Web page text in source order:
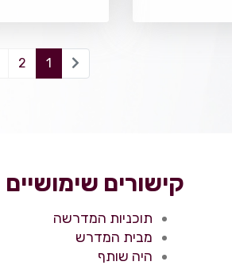
1
2
קישורים שימושיים
תוכניות המדרשה
מבית המדרש
היה שותף